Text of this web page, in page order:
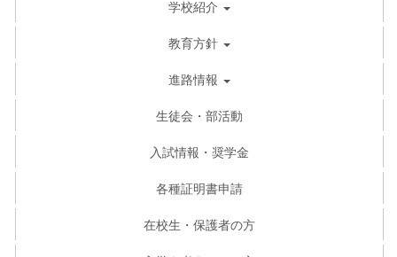
学校紹介
教育方針
進路情報
生徒会・部活動
入試情報・奨学金
各種証明書申請
在校生・保護者の方